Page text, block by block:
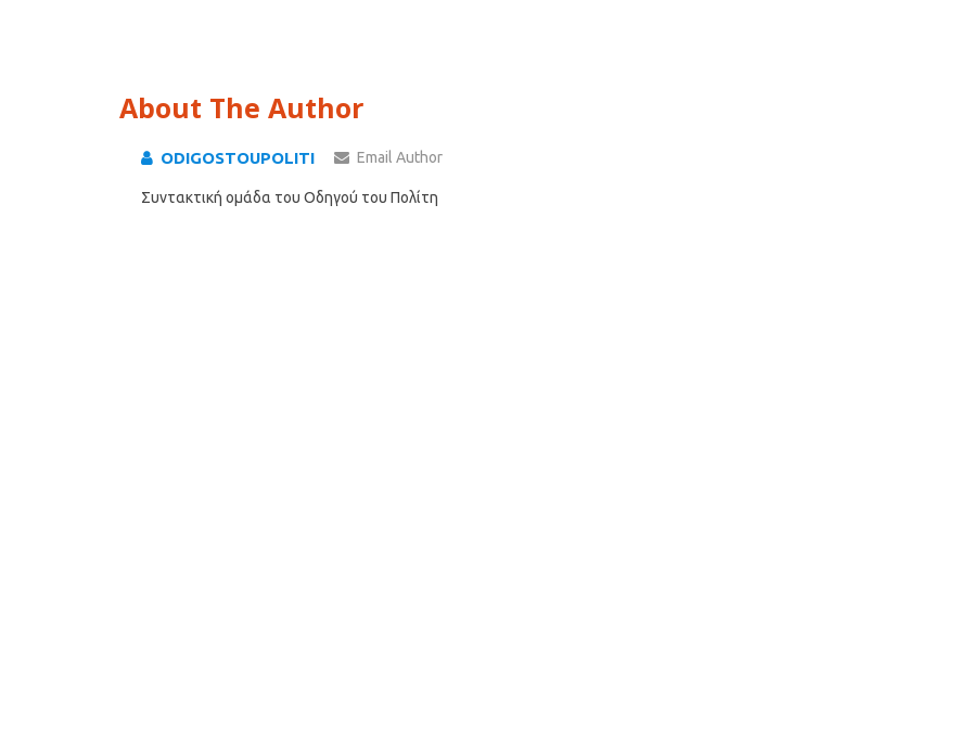
About The Author
ODIGOSTOUPOLITI Email Author
Συντακτική ομάδα του Οδηγού του Πολίτη